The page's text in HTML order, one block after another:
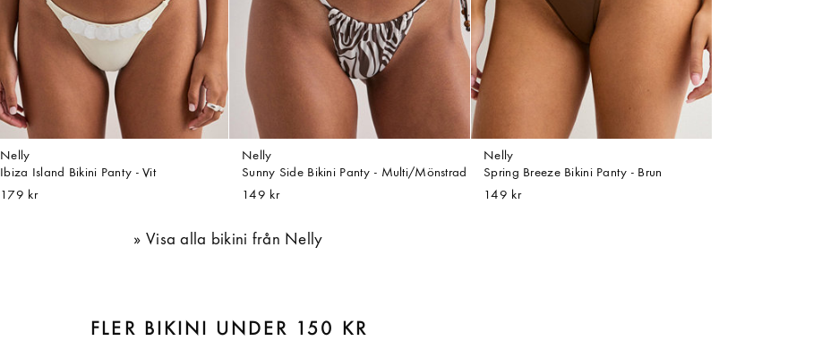
Nelly
Ibiza Island Bikini Panty - Vit
179 kr
Nelly
Sunny Side Bikini Panty - Multi/Mönstrad
149 kr
Nelly
Spring Breeze Bikini Panty - Brun
149 kr
Visa alla bikini från Nelly
FLER BIKINI UNDER 150 KR